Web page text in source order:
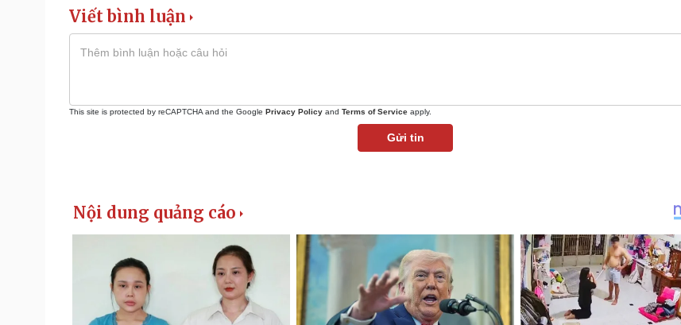
Viết bình luận
This site is protected by reCAPTCHA and the Google Privacy Policy and Terms of Service apply.
Gửi tin